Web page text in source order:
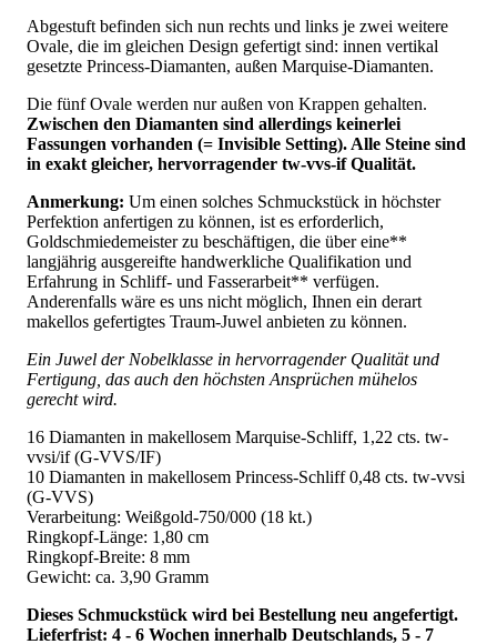
Abgestuft befinden sich nun rechts und links je zwei weitere
Ovale, die im gleichen Design gefertigt sind: innen vertikal
gesetzte Princess-Diamanten, außen Marquise-Diamanten.
Die fünf Ovale werden nur außen von Krappen gehalten.
Zwischen den Diamanten sind allerdings keinerlei
Fassungen vorhanden (= Invisible Setting). Alle Steine sind
in exakt gleicher, hervorragender tw-vvs-if Qualität.
Anmerkung: Um einen solches Schmuckstück in höchster
Perfektion anfertigen zu können, ist es erforderlich,
Goldschmiedemeister zu beschäftigen, die über eine**
langjährig ausgereifte handwerkliche Qualifikation und
Erfahrung in Schliff- und Fasserarbeit** verfügen.
Anderenfalls wäre es uns nicht möglich, Ihnen ein derart
makellos gefertigtes Traum-Juwel anbieten zu können.
Ein Juwel der Nobelklasse in hervorragender Qualität und
Fertigung, das auch den höchsten Ansprüchen mühelos
gerecht wird.
16 Diamanten in makellosem Marquise-Schliff, 1,22 cts. tw-
vvsi/if (G-VVS/IF)
10 Diamanten in makellosem Princess-Schliff 0,48 cts. tw-vvsi
(G-VVS)
Verarbeitung: Weißgold-750/000 (18 kt.)
Ringkopf-Länge: 1,80 cm
Ringkopf-Breite: 8 mm
Gewicht: ca. 3,90 Gramm
Dieses Schmuckstück wird bei Bestellung neu angefertigt.
Lieferfrist: 4 - 6 Wochen innerhalb Deutschlands, 5 - 7